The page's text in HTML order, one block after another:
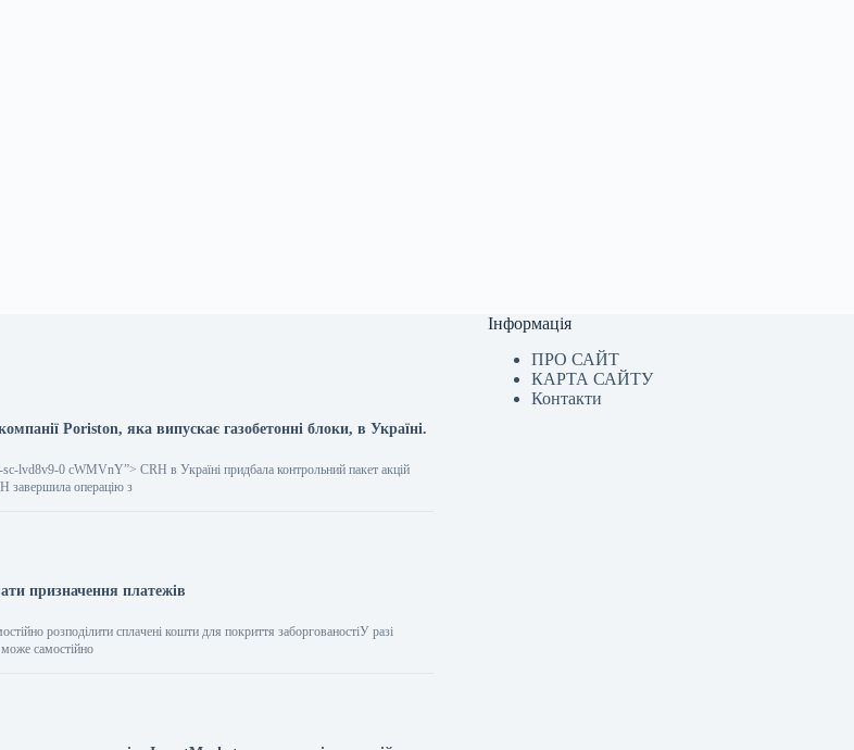
Poriston, яка випускає газобетонні блоки, в Україні.
lvd8v9-0 cWMVnY”> CRH в Україні придбала контрольний пакет акцій
завершила операцію з
призначення платежів
розподілити сплачені кошти для покриття заборгованостіУ разі
може самостійно
Інформація
ПРО САЙТ
КАРТА САЙТУ
Контакти